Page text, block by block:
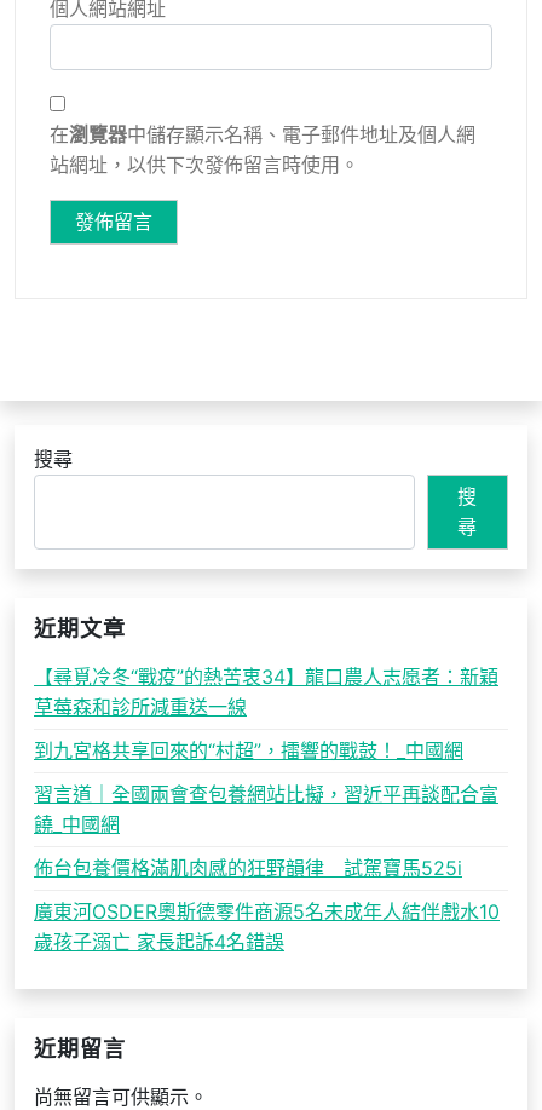
個人網站網址
在瀏覽器中儲存顯示名稱、電子郵件地址及個人網
站網址，以供下次發佈留言時使用。
搜尋
搜
尋
近期文章
【尋覓冷冬“戰疫”的熱苦衷34】龍口農人志愿者：新穎
草莓森和診所減重送一線
到九宮格共享回來的“村超”，擂響的戰鼓！_中國網
習言道｜全國兩會查包養網站比擬，習近平再談配合富
饒_中國網
佈台包養價格滿肌肉感的狂野韻律 試駕寶馬525i
廣東河OSDER奧斯德零件商源5名未成年人結伴戲水10
歲孩子溺亡 家長起訴4名錯誤
近期留言
尚無留言可供顯示。